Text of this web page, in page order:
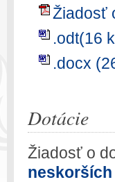
Žiadosť
.odt(16
.docx
Dotácie
Žiadosť o